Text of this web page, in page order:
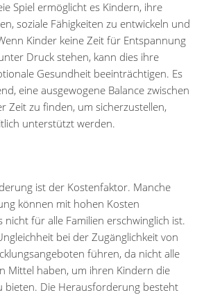
Spiel ermöglicht es Kindern, ihre
soziale Fähigkeiten zu entwickeln und
Kinder keine Zeit für Entspannung
Druck stehen, kann dies ihre
Gesundheit beeinträchtigen. Es
eine ausgewogene Balance zwischen
Zeit zu finden, um sicherzustellen,
unterstützt werden.
ist der Kostenfaktor. Manche
können mit hohen Kosten
nicht für alle Familien erschwinglich ist.
bei der Zugänglichkeit von
führen, da nicht alle
Mittel haben, um ihren Kindern die
bieten. Die Herausforderung besteht